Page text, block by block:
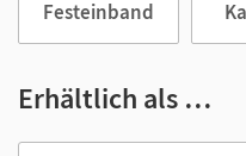
Medien in diesem E-Book:
Audios
Festeinband
Erhältlich als …